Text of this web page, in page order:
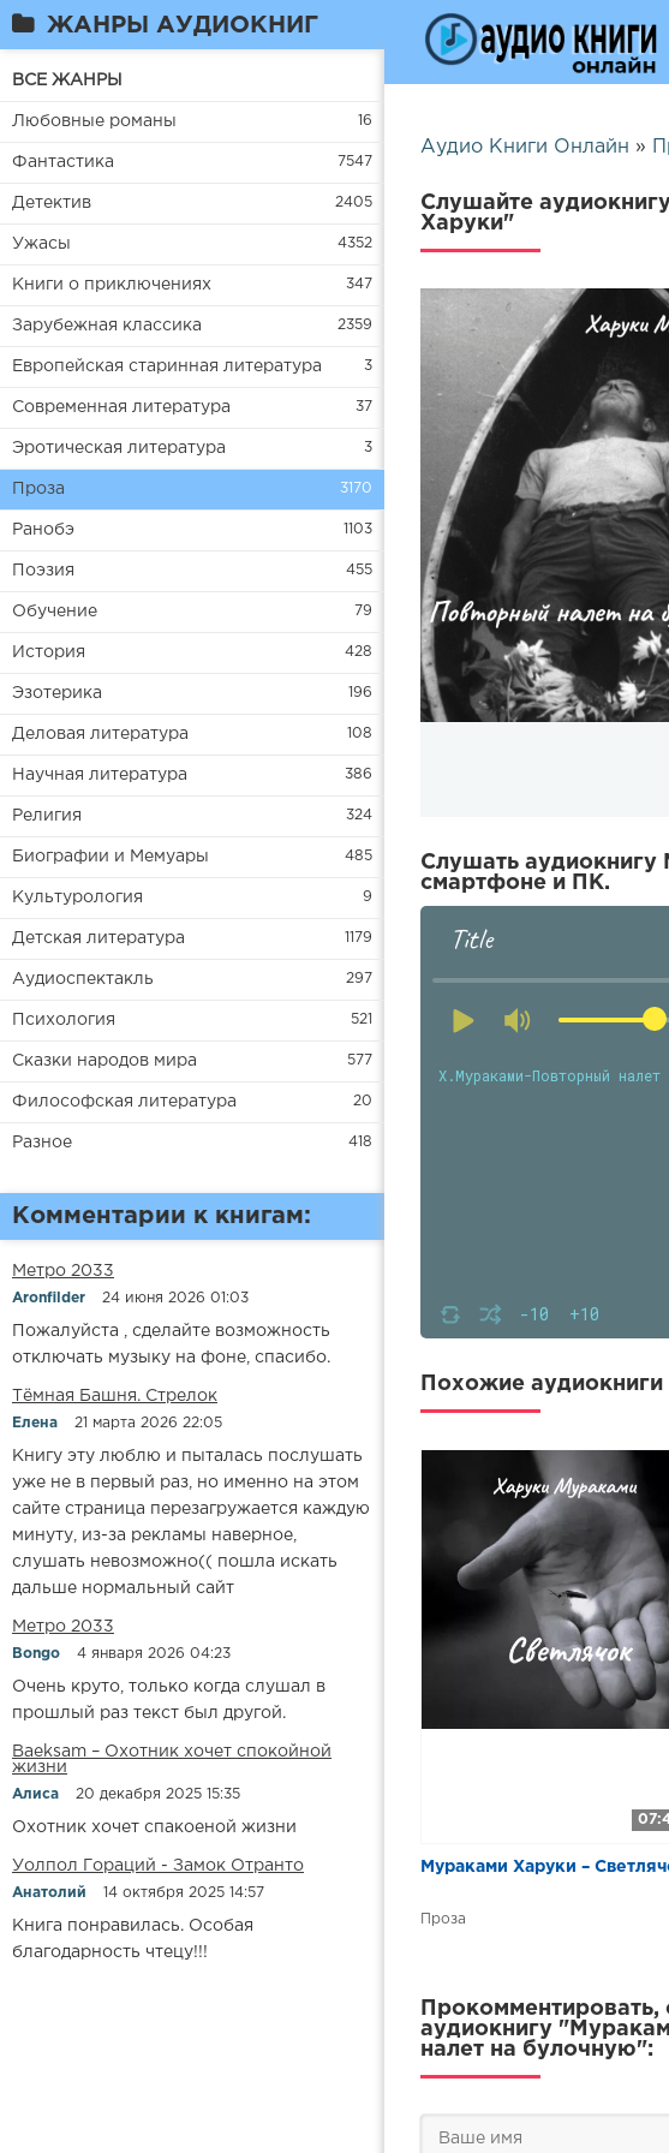
ЖАНРЫ АУДИОКНИГ
ВСЕ ЖАНРЫ
Любовные романы 16
Фантастика 7547
Детектив 2405
Ужасы 4352
Книги о приключениях 347
Зарубежная классика 2359
Европейская старинная литература 3
Современная литература 37
Эротическая литература 3
Проза 3170
Ранобэ 1103
Поэзия 455
Обучение 79
История 428
Эзотерика 196
Деловая литература 108
Научная литература 386
Религия 324
Биографии и Мемуары 485
Культурология 9
Детская литература 1179
Аудиоспектакль 297
Психология 521
Сказки народов мира 577
Философская литература 20
Разное 418
Комментарии к книгам:
Метро 2033
Aronfilder 24 июня 2026 01:03
Пожалуйста , сделайте возможность
отключать музыку на фоне, спасибо.
​​Тёмная Башня. Стрелок
Елена 21 марта 2026 22:05
Книгу эту люблю и пыталась послушать
уже не в первый раз, но именно на этом
сайте страница перезагружается каждую
минуту, из-за рекламы наверное,
слушать невозможно(( пошла искать
дальше нормальный сайт
Метро 2033
Bongo 4 января 2026 04:23
Очень круто, только когда слушал в
прошлый раз текст был другой.
Baeksam – Охотник хочет спокойной
жизни
Алиса 20 декабря 2025 15:35
Охотник хочет спакоеной жизни
Уолпол Гораций - Замок Отранто
Анатолий 14 октября 2025 14:57
Книга понравилась. Особая
благодарность чтецу!!!
Аудио Книги Онлайн »
Слушайте
Харуки"
Слушать аудиокнигу
смартфоне и ПК.
Title
-10 +10
Х.Мураками-Повторный налет
Похожие
Мураками Харуки –
Проза
Прокомментировать,
аудиокнигу
налет на булочную":